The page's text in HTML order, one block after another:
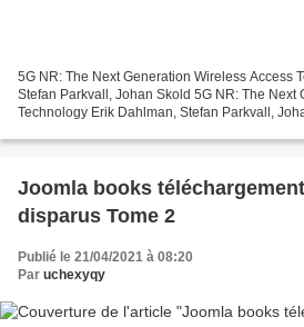
5G NR: The Next Generation Wireless Access
Stefan Parkvall, Johan Skold 5G NR: The Next
Technology Erik Dahlman, Stefan Parkvall,
Joomla books
disparus Tome 2
Publié le 21/04/2021 à 08:20
Par uchexyqy